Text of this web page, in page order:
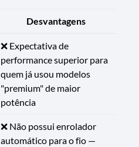
Desvantagens
❌ Expectativa de
performance superior para
quem já usou modelos
"premium" de maior
potência
❌ Não possui enrolador
automático para o fio —